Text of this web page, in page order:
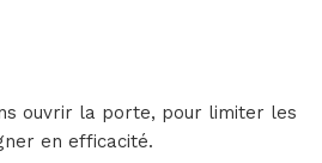
ouvrir la porte, pour limiter les
en efficacité.